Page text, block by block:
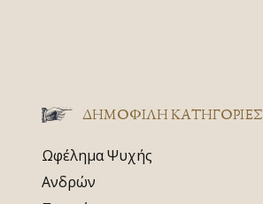
ΔΗΜΟΦΙΛΗ ΚΑΤΗΓΟΡΙΕΣ
Ωφέλημα Ψυχής
Ανδρών